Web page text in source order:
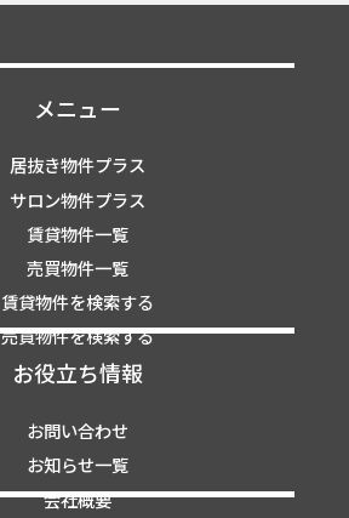
メニュー
居抜き物件プラス
サロン物件プラス
賃貸物件一覧
売買物件一覧
賃貸物件を検索する
売買物件を検索する
お役立ち情報
お問い合わせ
お知らせ一覧
会社概要